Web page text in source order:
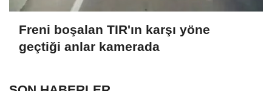
Freni boşalan TIR'ın karşı yöne
geçtiği anlar kamerada